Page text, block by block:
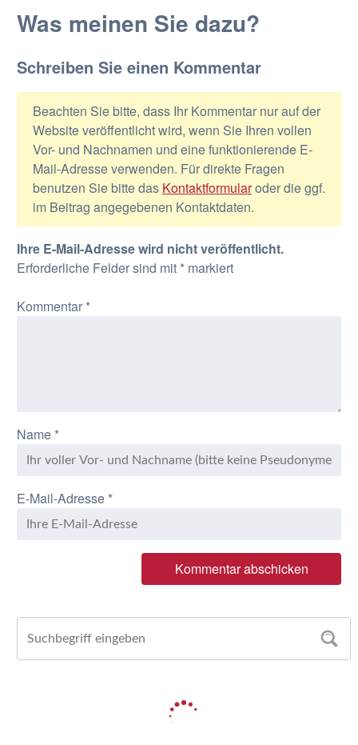
Was meinen Sie dazu?
Schreiben Sie einen Kommentar
Beachten Sie bitte, dass Ihr Kommentar nur auf der
Website veröffentlicht wird, wenn Sie Ihren vollen
Vor- und Nachnamen und eine funktionierende E-
Mail-Adresse verwenden. Für direkte Fragen
benutzen Sie bitte das Kontaktformularoder die ggf.
im Beitrag angegebenen Kontaktdaten.
Ihre E-Mail-Adresse wird nicht veröffentlicht.
Erforderliche Felder sind mit *markiert
Kommentar *
Name *
E-Mail-Adresse *